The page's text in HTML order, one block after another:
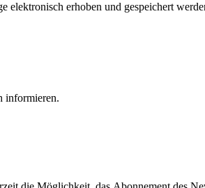
elektronisch erhoben und gespeichert
informieren.